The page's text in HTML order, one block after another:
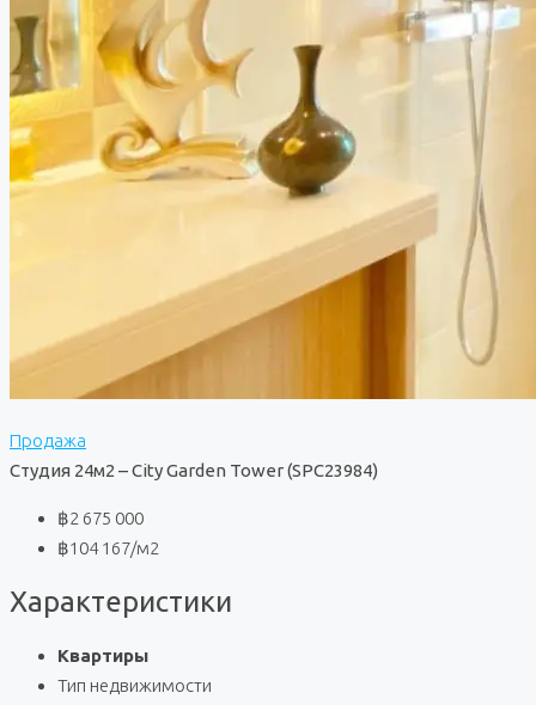
Продажа
Студия 24м2 – City Garden Tower (SPC23984)
฿2 675 000
฿104 167/м2
Характеристики
Квартиры
Тип недвижимости